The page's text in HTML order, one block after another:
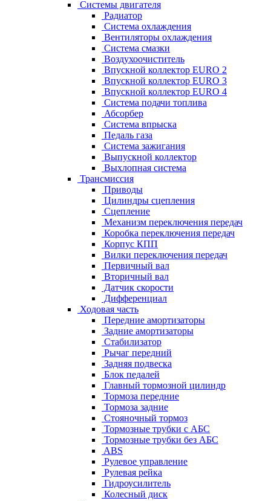
Системы двигателя
Радиатор
Система охлаждения
Вентиляторы охлаждения
Система смазки
Воздухоочиститель
Впускной коллектор EURO 2
Впускной коллектор EURO 3
Впускной коллектор EURO 4
Система подачи топлива
Абсорбер
Система впрыска
Педаль газа
Система зажигания
Выпускной коллектор
Выхлопная система
Трансмиссия
Приводы
Цилиндры сцепления
Сцепление
Механизм переключения передач
Коробка переключения передач
Корпус КПП
Вилки переключения передач
Первичный вал
Вторичный вал
Датчик скорости
Дифференциал
Ходовая часть
Передние амортизаторы
Задние амортизаторы
Стабилизатор
Рычаг передний
Задняя подвеска
Блок педалей
Главный тормозной цилиндр
Тормоза передние
Тормоза задние
Стояночный тормоз
Тормозные трубки с АБС
Тормозные трубки без АБС
ABS
Рулевое управление
Рулевая рейка
Гидроусилитель
Колесный диск